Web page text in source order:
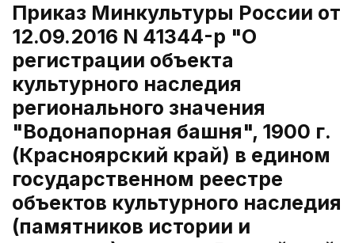
Приказ Минкультуры России от
12.09.2016 N 41344-р "О
регистрации объекта
культурного наследия
регионального значения
"Водонапорная башня", 1900 г.
(Красноярский край) в едином
государственном реестре
объектов культурного наследия
(памятников истории и